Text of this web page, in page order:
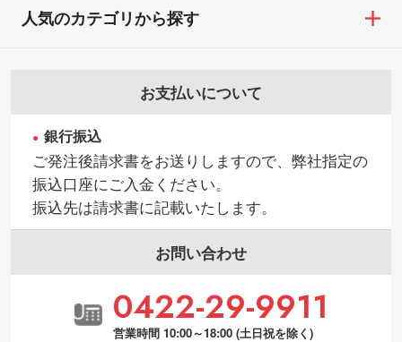
お支払いについて
銀行振込
ご発注後請求書をお送りしますので、弊社指定の
振込口座にご入金ください。
振込先は請求書に記載いたします。
お問い合わせ
0422-29-9911
営業時間 10:00～18:00 (土日祝を除く)
人気のカテゴリから探す